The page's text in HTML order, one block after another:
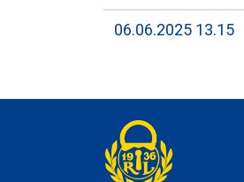
06.06.2025 13.15